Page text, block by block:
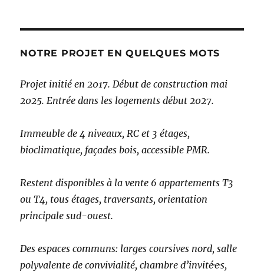
NOTRE PROJET EN QUELQUES MOTS
Projet initié en 2017. Début de construction mai
2025. Entrée dans les logements début 2027.
Immeuble de 4 niveaux, RC et 3 étages,
bioclimatique, façades bois, accessible PMR.
Restent disponibles à la vente 6 appartements T3
ou T4, tous étages, traversants, orientation
principale sud-ouest.
Des espaces communs: larges coursives nord, salle
polyvalente de convivialité, chambre d’invité·e·s,